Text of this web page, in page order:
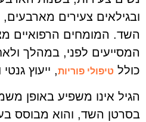
ובגילאים צעירים
השד. המומחים הרפואיים
המסייעים לפני, במהלך
כולל טיפולי פוריות, ייעוץ
הגיל אינו משפיע באופן
בסרטן השד, והוא מבוסס